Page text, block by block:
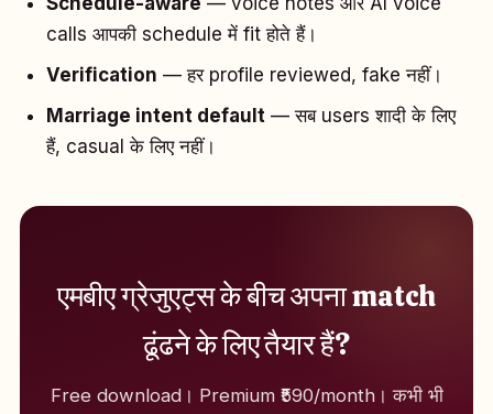
calls आपकी schedule में fit होते हैं।
Verification — हर profile reviewed, fake नहीं।
Marriage intent default — सब users शादी के लिए
हैं, casual के लिए नहीं।
एमबीए ग्रेजुएट्स के बीच अपना match
ढूंढने के लिए तैयार हैं?
Free download। Premium ₹590/month। कभी भी